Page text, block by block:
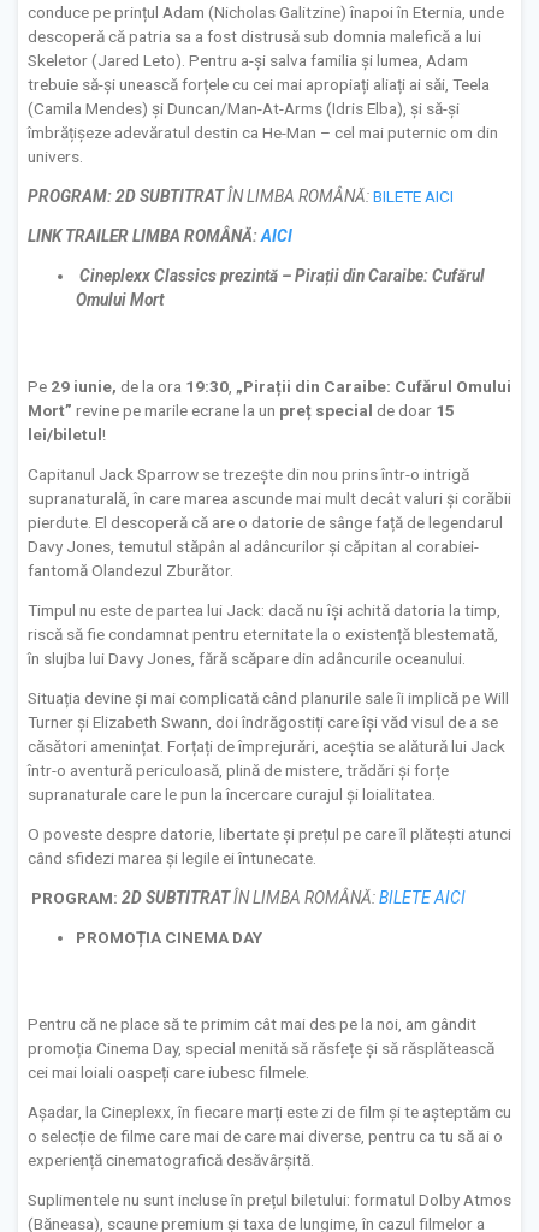
conduce pe prințul Adam (Nicholas Galitzine) înapoi în Eternia, unde
descoperă că patria sa a fost distrusă sub domnia malefică a lui
Skeletor (Jared Leto). Pentru a-și salva familia și lumea, Adam
trebuie să-și unească forțele cu cei mai apropiați aliați ai săi, Teela
(Camila Mendes) și Duncan/Man-At-Arms (Idris Elba), și să-și
îmbrățișeze adevăratul destin ca He-Man – cel mai puternic om din
univers.
PROGRAM:2D SUBTITRATÎN LIMBA ROMÂNĂ:BILETE AICI
LINK TRAILER LIMBA ROMÂNĂ:AICI
Cineplexx Classics prezintă –Pirații din Caraibe: Cufărul
Omului Mort
Pe 29 iunie, de la ora 19:30 „Pirații din Caraibe: Cufărul Omului
Mort” revine pe marile ecrane la un preț special de doar 15
lei/biletul!
Capitanul Jack Sparrow se trezește din nou prins într-o intrigă
supranaturală, în care marea ascunde mai mult decât valuri și corăbii
pierdute. El descoperă că are o datorie de sânge față de legendarul
Davy Jones, temutul stăpân al adâncurilor și căpitan al corabiei-
fantomă Olandezul Zburător.
Timpul nu este de partea lui Jack: dacă nu își achită datoria la timp,
riscă să fie condamnat pentru eternitate la o existență blestemată,
în slujba lui Davy Jones, fără scăpare din adâncurile oceanului.
Situația devine și mai complicată când planurile sale îi implică pe Will
Turner și Elizabeth Swann, doi îndrăgostiți care își văd visul de a se
căsători amenințat. Forțați de împrejurări, aceștia se alătură lui Jack
într-o aventură periculoasă, plină de mistere, trădări și forțe
supranaturale care le pun la încercare curajul și loialitatea.
O poveste despre datorie, libertate și prețul pe care îl plătești atunci
când sfidezi marea și legile ei întunecate.
PROGRAM: 2DSUBTITRATÎN LIMBA ROMÂNĂ:BILETE AICI
PROMOȚIA CINEMA DAY
Pentru că ne place să te primim cât mai des pe la noi, am gândit
promoția Cinema Day, special menită să răsfețe și să răsplătească
cei mai loiali oaspeți care iubesc filmele.
Așadar, la Cineplexx, în fiecare marți este zi de film și te așteptăm cu
o selecție de filme care mai de care mai diverse, pentru ca tu să ai o
experiență cinematografică desăvârșită.
Suplimentele nu sunt incluse în prețul biletului: formatul Dolby Atmos
(Băneasa), scaune premium și taxa de lungime, în cazul filmelor a